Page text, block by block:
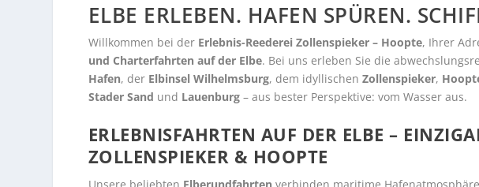
ELBE ERLEBEN. HAFEN SPÜREN.
Willkommen bei der Erlebnis-Reederei Zollenspieker – Hoopte, Ihrer
und Charterfahrten auf der Elbe. Bei uns erleben Sie die
Hafen, der Elbinsel Wilhelmsburg, dem idyllischen Zollenspieker,
Stader Sand und Lauenburg– aus bester Perspektive: vom Wasser aus.
ERLEBNISFAHRTEN AUF DER ELBE –
ZOLLENSPIEKER & HOOPTE